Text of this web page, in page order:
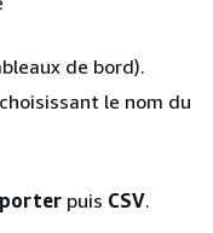
de bord).
le nom du
puis CSV.